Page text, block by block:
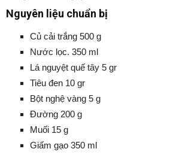
Nguyên liệu chuẩn bị
Củ cải trắng 500 g
Nước lọc. 350 ml
Lá nguyệt quế tây 5 gr
Tiêu đen 10 gr
Bột nghệ vàng 5 g
Đường 200 g
Muối 15 g
Giấm gạo 350 ml